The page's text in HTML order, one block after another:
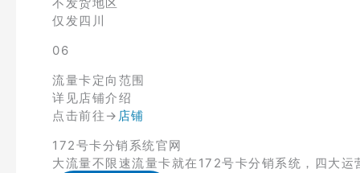
仅发四川
06
流量卡定向范围
详见店铺介绍
点击前往→ 店铺
172号卡分销系统官网
大流量不限速流量卡就在172号卡分销系统，四大运